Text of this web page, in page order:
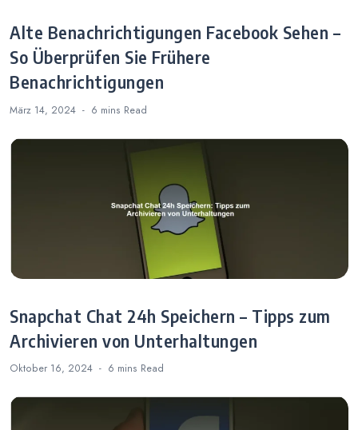
Alte Benachrichtigungen Facebook Sehen –
So Überprüfen Sie Frühere
Benachrichtigungen
März 14, 2024 6 mins Read
Snapchat Chat 24h Speichern – Tipps zum
Archivieren von Unterhaltungen
Oktober 16, 2024 6 mins Read